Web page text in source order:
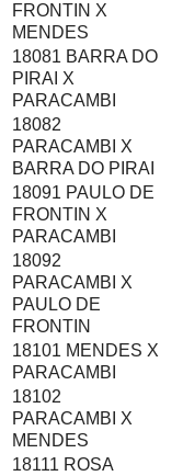
FRONTIN X
MENDES
18081 BARRA DO
PIRAI X
PARACAMBI
18082
PARACAMBI X
BARRA DO PIRAI
18091 PAULO DE
FRONTIN X
PARACAMBI
18092
PARACAMBI X
PAULO DE
FRONTIN
18101 MENDES X
PARACAMBI
18102
PARACAMBI X
MENDES
18111 ROSA